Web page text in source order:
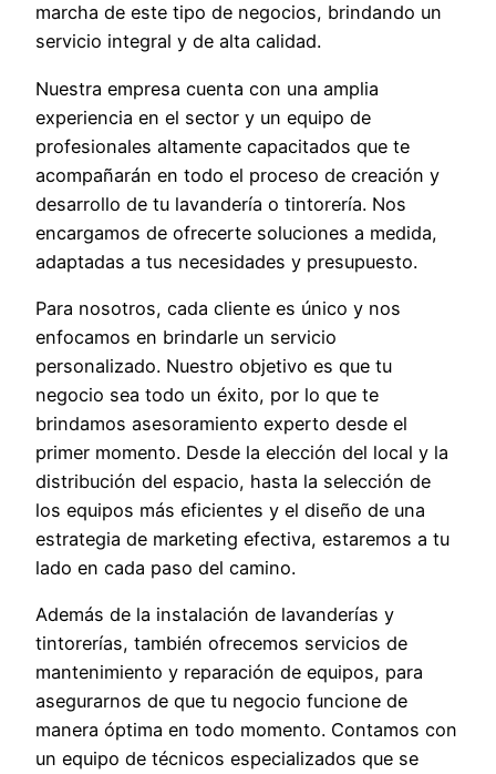
marcha de este tipo de negocios, brindando un
servicio integral y de alta calidad.
Nuestra empresa cuenta con una amplia
experiencia en el sector y un equipo de
profesionales altamente capacitados que te
acompañarán en todo el proceso de creación y
desarrollo de tu lavandería o tintorería. Nos
encargamos de ofrecerte soluciones a medida,
adaptadas a tus necesidades y presupuesto.
Para nosotros, cada cliente es único y nos
enfocamos en brindarle un servicio
personalizado. Nuestro objetivo es que tu
negocio sea todo un éxito, por lo que te
brindamos asesoramiento experto desde el
primer momento. Desde la elección del local y la
distribución del espacio, hasta la selección de
los equipos más eficientes y el diseño de una
estrategia de marketing efectiva, estaremos a tu
lado en cada paso del camino.
Además de la instalación de lavanderías y
tintorerías, también ofrecemos servicios de
mantenimiento y reparación de equipos, para
asegurarnos de que tu negocio funcione de
manera óptima en todo momento. Contamos con
un equipo de técnicos especializados que se